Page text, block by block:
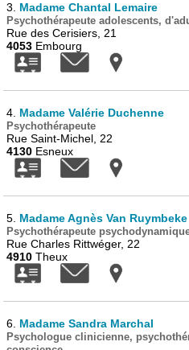
3. Madame Chantal Lemaire
Psychothérapeute adolescents,
Rue des Cerisiers, 21
4053 Embourg
4. Madame Valérie Duchenne
Psychothérapeute
Rue Saint-Michel, 22
4130 Esneux
5. Madame Agnès Van Ruymbeke
Psychothérapeute
Rue Charles Rittwéger, 22
4910 Theux
6. Madame Sandra Marchal
Psychologue clinicienne,